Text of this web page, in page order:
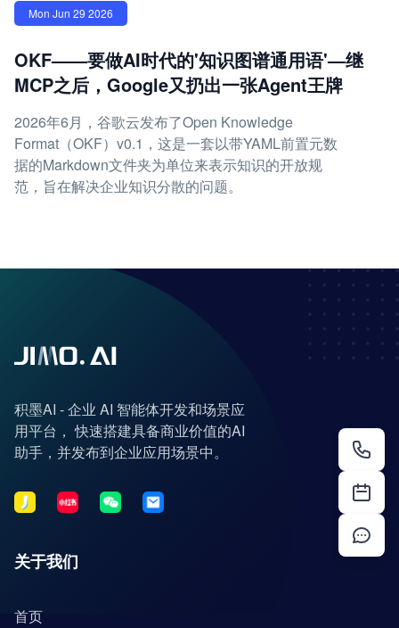
Mon Jun 29 2026
OKF——要做AI时代的'知识图谱通用语'—继
MCP之后，Google又扔出一张Agent王牌
2026年6月，谷歌云发布了Open Knowledge
Format（OKF）v0.1，这是一套以带YAML前置元数
据的Markdown文件夹为单位来表示知识的开放规
范，旨在解决企业知识分散的问题。
积墨AI - 企业 AI 智能体开发和场景应
用平台， 快速搭建具备商业价值的AI
助手，并发布到企业应用场景中。
关于我们
首页